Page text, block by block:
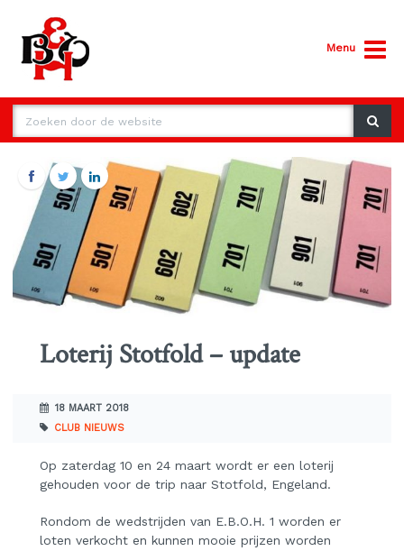
Menu
Loterij Stotfold – update
18 MAART 2018
CLUB NIEUWS
Op zaterdag 10 en 24 maart wordt er een loterij
gehouden voor de trip naar Stotfold, Engeland.
Rondom de wedstrijden van E.B.O.H. 1 worden er
loten verkocht en kunnen mooie prijzen worden